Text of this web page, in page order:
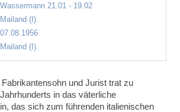
Wassermann 21.01 - 19.02
Mailand (I).
07.08.1956
Mailand (I).
und Jurist trat zu
in das väterliche
das sich zum führenden italienischen